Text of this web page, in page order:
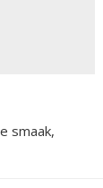
smaak,